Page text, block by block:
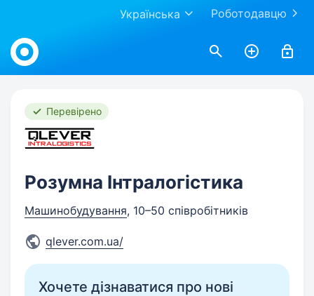
Роботодавцю
Українська
Work.ua
Перевірено
Розумна Інтралогістика
Машинобудування, 10–50 співробітників
qlever.com.ua/
Хочете дізнаватися про нові